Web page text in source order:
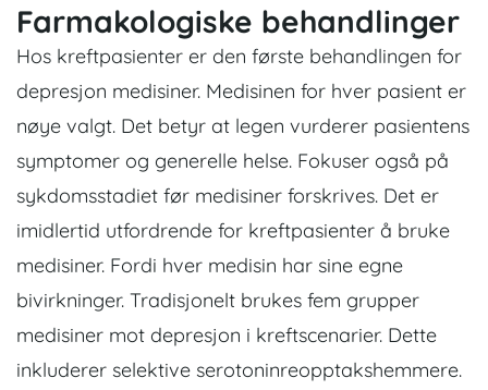
Farmakologiske behandlinger
Hos kreftpasienter er den første behandlingen for
depresjon medisiner. Medisinen for hver pasient er
nøye valgt. Det betyr at legen vurderer pasientens
symptomer og generelle helse. Fokuser også på
sykdomsstadiet før medisiner forskrives. Det er
imidlertid utfordrende for kreftpasienter å bruke
medisiner. Fordi hver medisin har sine egne
bivirkninger. Tradisjonelt brukes fem grupper
medisiner mot depresjon i kreftscenarier. Dette
inkluderer selektive serotoninreopptakshemmere.